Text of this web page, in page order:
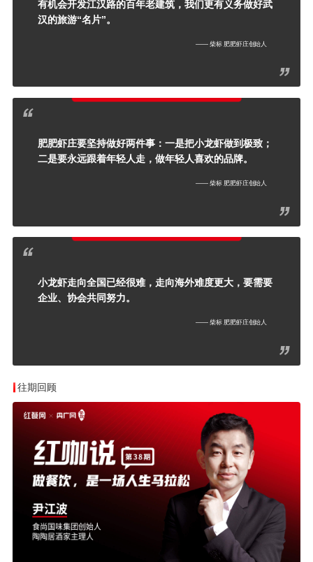
有机会开发江汉路的百年老建筑，我们更有义务做好武
汉的旅游“名片”。
—— 柴标 肥肥虾庄创始人
肥肥虾庄要坚持做好两件事：一是把小龙虾做到极致；
二是要永远跟着年轻人走，做年轻人喜欢的品牌。
—— 柴标 肥肥虾庄创始人
小龙虾走向全国已经很难，走向海外难度更大，要需要
企业、协会共同努力。
—— 柴标 肥肥虾庄创始人
往期回顾